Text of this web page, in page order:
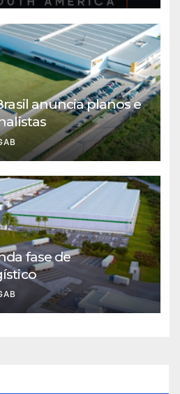
anuncia planos e
fase de